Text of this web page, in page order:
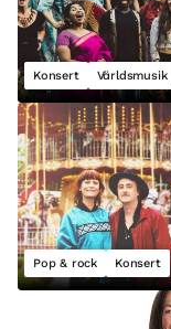
Konsert Världsmusik
Pop & rock Konsert